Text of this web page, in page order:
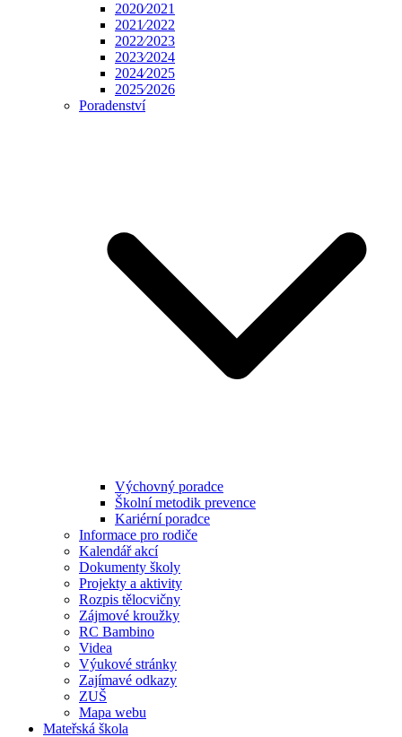
2020⁄2021
2021⁄2022
2022⁄2023
2023⁄2024
2024⁄2025
2025⁄2026
Poradenství
Výchovný poradce
Školní metodik prevence
Kariérní poradce
Informace pro rodiče
Kalendář akcí
Dokumenty školy
Projekty a aktivity
Rozpis tělocvičny
Zájmové kroužky
RC Bambino
Videa
Výukové stránky
Zajímavé odkazy
ZUŠ
Mapa webu
Mateřská škola